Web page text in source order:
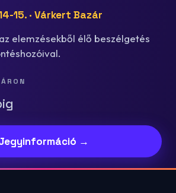
15. · Várkert Bazár
elemzésekből élő beszélgetés
→